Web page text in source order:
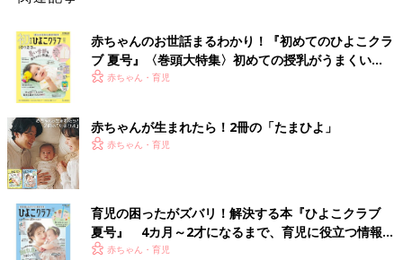
赤ちゃんのお世話まるわかり！『初めてのひよこクラ
ブ 夏号』〈巻頭大特集〉初めての授乳がうまくい
く！ おっぱい・ミルクの基本と夏のトラブル 解決テ
赤ちゃん・育児
赤ちゃんが生まれたら！2冊の「たまひよ」
赤ちゃん・育児
育児の困ったがズバリ！解決する本『ひよこクラブ
夏号』 4カ月～2才になるまで、育児に役立つ情報が
いっぱい！
赤ちゃん・育児